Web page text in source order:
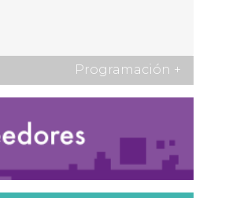
Programación +